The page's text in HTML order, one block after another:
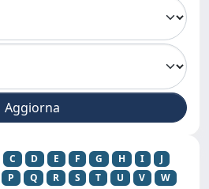
C D E F G H I
J
P Q R S T U V
W